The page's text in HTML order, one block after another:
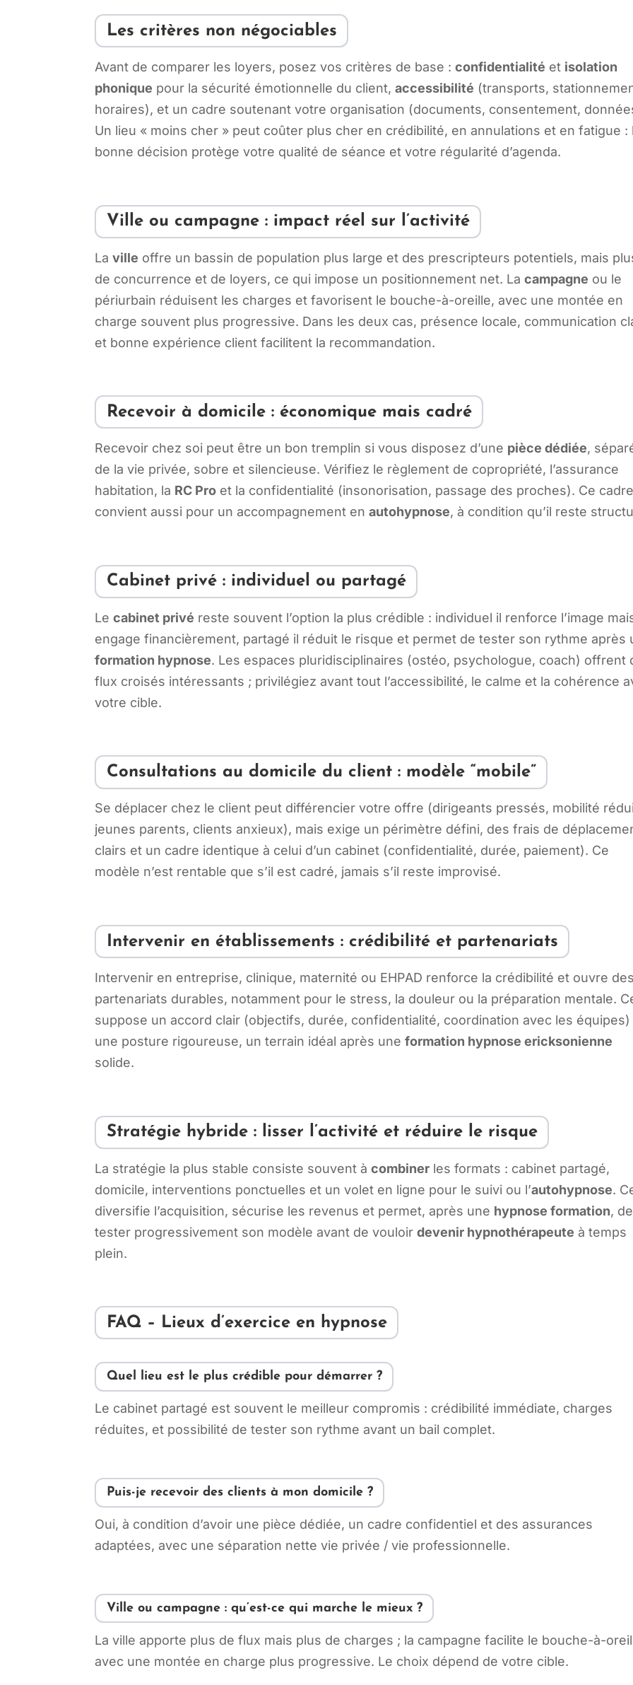
Les critères non négociables
Avant de comparer les loyers, posez vos critères de base :confidentialité et isolation
phonique pour la sécurité émotionnelle du client,accessibilité (transports,
horaires), et un cadre soutenant votre organisation (documents, consentement,
Un lieu « moins cher » peut coûter plus cher en crédibilité, en annulations et en fatigue :
bonne décision protège votre qualité de séance et votre régularité d’agenda.
Ville ou campagne : impact réel sur l’activité
Laville offre un bassin de population plus large et des prescripteurs potentiels, mais
de concurrence et de loyers, ce qui impose un positionnement net. Lacampagne ou le
périurbain réduisent les charges et favorisent le bouche-à-oreille, avec une montée en
charge souvent plus progressive. Dans les deux cas, présence locale, communication
et bonne expérience client facilitent la recommandation.
Recevoir à domicile : économique mais cadré
Recevoir chez soi peut être un bon tremplin si vous disposez d’une pièce dédiée,
de la vie privée, sobre et silencieuse. Vérifiez le règlement de copropriété, l’assurance
habitation, la RC Pro et la confidentialité (insonorisation, passage des proches). Ce
convient aussi pour un accompagnement enautohypnose, à condition qu’il reste
Cabinet privé : individuel ou partagé
Lecabinet privé reste souvent l’option la plus crédible : individuel il renforce l’image
engage financièrement, partagé il réduit le risque et permet de tester son rythme après
formation hypnose. Les espaces pluridisciplinaires (ostéo, psychologue, coach) offrent
flux croisés intéressants ; privilégiez avant tout l’accessibilité, le calme et la cohérence
votre cible.
Consultations au domicile du client : modèle “mobile”
Se déplacer chez le client peut différencier votre offre (dirigeants pressés, mobilité
jeunes parents, clients anxieux), mais exige un périmètre défini, des frais de
clairs et un cadre identique à celui d’un cabinet (confidentialité, durée, paiement). Ce
modèle n’est rentable que s’il est cadré, jamais s’il reste improvisé.
Intervenir en établissements : crédibilité et partenariats
Intervenir en entreprise, clinique, maternité ou EHPAD renforce la crédibilité et ouvre
partenariats durables, notamment pour le stress, la douleur ou la préparation mentale.
suppose un accord clair (objectifs, durée, confidentialité, coordination avec les
une posture rigoureuse, un terrain idéal après uneformation hypnose ericksonienne
solide.
Stratégie hybride : lisser l’activité et réduire le risque
La stratégie la plus stable consiste souvent àcombiner les formats : cabinet partagé,
domicile, interventions ponctuelles et un volet en ligne pour le suivi ou l’autohypnose.
diversifie l’acquisition, sécurise les revenus et permet, après une hypnose formation, de
tester progressivement son modèle avant de vouloirdevenir hypnothérapeute à temps
plein.
FAQ – Lieux d’exercice en hypnose
Quel lieu est le plus crédible pour démarrer ?
Le cabinet partagé est souvent le meilleur compromis : crédibilité immédiate, charges
réduites, et possibilité de tester son rythme avant un bail complet.
Puis-je recevoir des clients à mon domicile ?
Oui, à condition d’avoir une pièce dédiée, un cadre confidentiel et des assurances
adaptées, avec une séparation nette vie privée / vie professionnelle.
Ville ou campagne : qu’est-ce qui marche le mieux ?
La ville apporte plus de flux mais plus de charges ; la campagne facilite le bouche-à-
avec une montée en charge plus progressive. Le choix dépend de votre cible.